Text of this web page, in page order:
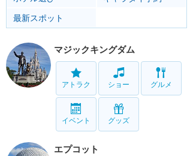
最新スポット
マジックキングダム
アトラク ショー グルメ
イベント グッズ
エプコット